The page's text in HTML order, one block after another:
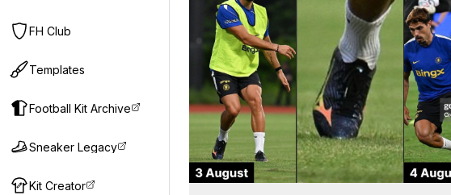
FH Club
Templates
Football Kit Archive
Sneaker Legacy
Kit Creator